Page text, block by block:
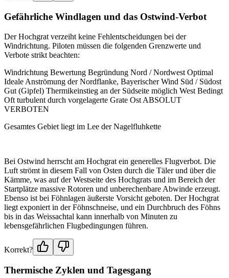
Gefährliche Windlagen und das Ostwind-Verbot
Der Hochgrat verzeiht keine Fehlentscheidungen bei der
Windrichtung. Piloten müssen die folgenden Grenzwerte und
Verbote strikt beachten:
Windrichtung Bewertung Begründung Nord / Nordwest Optimal
Ideale Anströmung der Nordflanke, Bayerischer Wind Süd / Südost
Gut (Gipfel) Thermikeinstieg an der Südseite möglich West Bedingt
Oft turbulent durch vorgelagerte Grate Ost ABSOLUT
VERBOTEN
Gesamtes Gebiet liegt im Lee der Nagelfluhkette
Bei Ostwind herrscht am Hochgrat ein generelles Flugverbot. Die
Luft strömt in diesem Fall von Osten durch die Täler und über die
Kämme, was auf der Westseite des Hochgrats und im Bereich der
Startplätze massive Rotoren und unberechenbare Abwinde erzeugt.
Ebenso ist bei Föhnlagen äußerste Vorsicht geboten. Der Hochgrat
liegt exponiert in der Föhnschneise, und ein Durchbruch des Föhns
bis in das Weissachtal kann innerhalb von Minuten zu
lebensgefährlichen Flugbedingungen führen.
Korrekt?
Thermische Zyklen und Tagesgang